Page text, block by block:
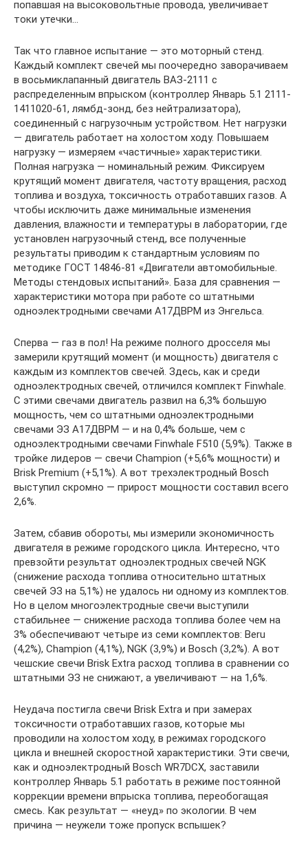
попавшая на высоковольтные провода, увеличивает
токи утечки…
Так что главное испытание — это моторный стенд.
Каждый комплект свечей мы поочередно заворачиваем
в восьмиклапанный двигатель ВАЗ-2111 с
распределенным впрыском (контроллер Январь 5.1 2111-
1411020-61, лямбд-зонд, без нейтрализатора),
соединенный с нагрузочным устройством. Нет нагрузки
— двигатель работает на холостом ходу. Повышаем
нагрузку — измеряем «частичные» характеристики.
Полная нагрузка — номинальный режим. Фиксируем
крутящий момент двигателя, частоту вращения, расход
топлива и воздуха, токсичность отработавших газов. А
чтобы исключить даже минимальные изменения
давления, влажности и температуры в лаборатории, где
установлен нагрузочный стенд, все полученные
результаты приводим к стандартным условиям по
методике ГОСТ 14846-81 «Двигатели автомобильные.
Методы стендовых испытаний». База для сравнения —
характеристики мотора при работе со штатными
одноэлектродными свечами А17ДВРМ из Энгельса.
Сперва — газ в пол! На режиме полного дросселя мы
замерили крутящий момент (и мощность) двигателя с
каждым из комплектов свечей. Здесь, как и среди
одноэлектродных свечей, отличился комплект Finwhale.
С этими свечами двигатель развил на 6,3% большую
мощность, чем со штатными одноэлектродными
свечами ЭЗ А17ДВРМ — и на 0,4% больше, чем с
одноэлектродными свечами Finwhale F510 (5,9%). Также в
тройке лидеров — свечи Champion (+5,6% мощности) и
Brisk Premium (+5,1%). А вот трехэлектродный Bosch
выступил скромно — прирост мощности составил всего
2,6%.
Затем, сбавив обороты, мы измерили экономичность
двигателя в режиме городского цикла. Интересно, что
превзойти результат одноэлектродных свечей NGK
(снижение расхода топлива относительно штатных
свечей ЭЗ на 5,1%) не удалось ни одному из комплектов.
Но в целом многоэлектродные свечи выступили
стабильнее — снижение расхода топлива более чем на
3% обеспечивают четыре из семи комплектов: Beru
(4,2%), Champion (4,1%), NGK (3,9%) и Bosch (3,2%). А вот
чешские свечи Brisk Extra расход топлива в сравнении со
штатными ЭЗ не снижают, а увеличивают — на 1,6%.
Неудача постигла свечи Brisk Extra и при замерах
токсичности отработавших газов, которые мы
проводили на холостом ходу, в режимах городского
цикла и внешней скоростной характеристики. Эти свечи,
как и одноэлектродный Bosch WR7DCX, заставили
контроллер Январь 5.1 работать в режиме постоянной
коррекции времени впрыска топлива, переобогащая
смесь. Как результат — «неуд» по экологии. В чем
причина — неужели тоже пропуск вспышек?